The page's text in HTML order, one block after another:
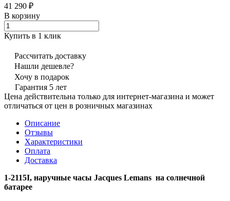
41 290 ₽
В корзину
Купить в 1 клик
Рассчитать доставку
Нашли дешевле?
Хочу в подарок
Гарантия 5 лет
Цена действительна только для интернет-магазина и может
отличаться от цен в розничных магазинах
Описание
Отзывы
Характеристики
Оплата
Доставка
1-2115I, наручные часы Jacques Lemans на солнечной
батарее